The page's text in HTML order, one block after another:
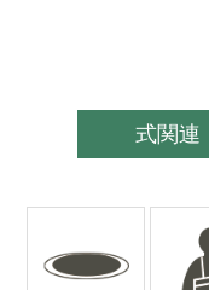
式関連